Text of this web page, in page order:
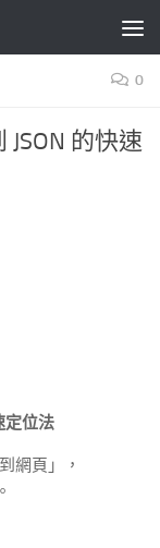
0
的快速
定位法
網頁」，